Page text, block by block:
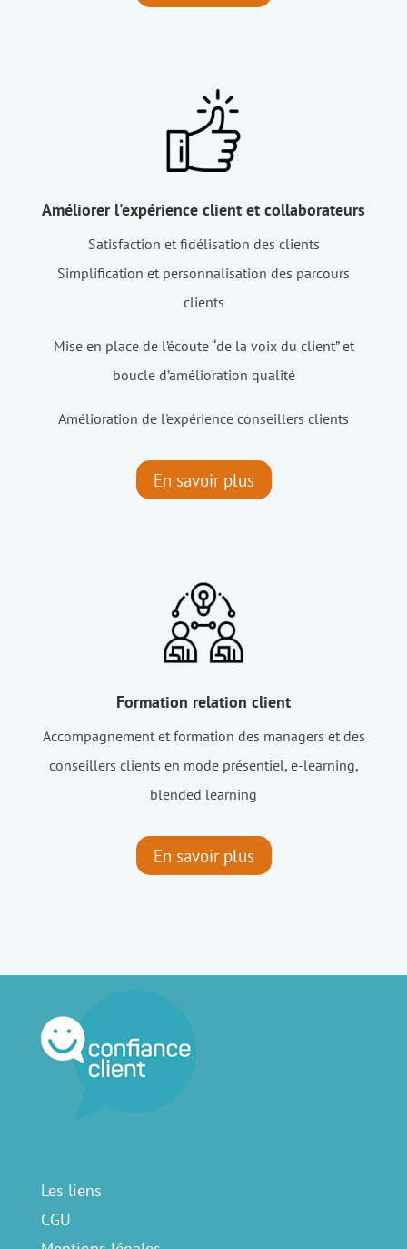
Améliorer l'expérience client et collaborateurs
Satisfaction et fidélisation des clients
Simplification et personnalisation des parcours
clients
Mise en place de l’écoute “de la voix du client” et
boucle d’amélioration qualité
Amélioration de l'expérience conseillers clients
En savoir plus
Formation relation client
Accompagnement et formation des managers et des
conseillers clients en mode présentiel, e-learning,
blended learning
En savoir plus
Les liens
CGU